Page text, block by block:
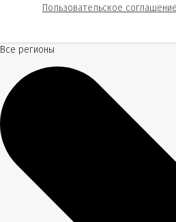
Пользовательское соглашение
Все регионы